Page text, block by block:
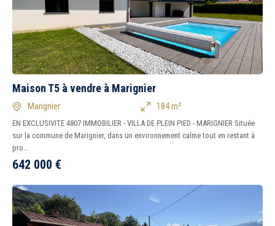
Maison T5 à vendre à Marignier
Marignier 184 m²
EN EXCLUSIVITE 4807 IMMOBILIER - VILLA DE PLEIN PIED - MARIGNIER Située
sur la commune de Marignier, dans un environnement calme tout en restant à
pro...
642 000 €